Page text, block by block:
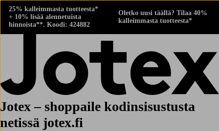
25% kalleimmasta tuotteesta*
+ 10% lisää alennetuista
hinnoista**. Koodi: 424882
Oletko uusi täällä? Tilaa 40%
kalleimmasta tuotteesta*
Jotex – shoppaile kodinsisustusta
netissä jotex.fi